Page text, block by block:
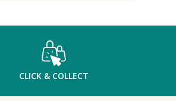
CLICK & COLLECT